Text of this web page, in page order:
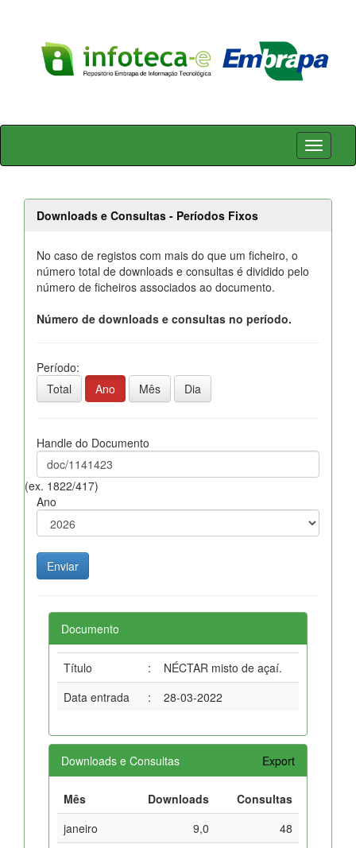
Skip
Downloads e Consultas - Períodos Fixos
No caso de registos com mais do que um ficheiro, o
número total de downloads e consultas é dividido pelo
número de ficheiros associados ao documento.
Número de downloads e consultas no período.
Período:
Total
Ano Mês Dia
Handle do Documento
(ex. 1822/417)
Ano
Documento
Título :
NÉCTAR misto de açaí.
Data entrada
: 28-03-2022
Downloads e Consultas Export
Mês Downloads
Consultas
janeiro
9,0
48